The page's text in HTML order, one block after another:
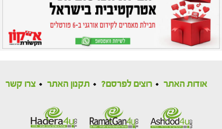
אודות האתר רוצים לפרסם? תקנון האתר צרו קשר